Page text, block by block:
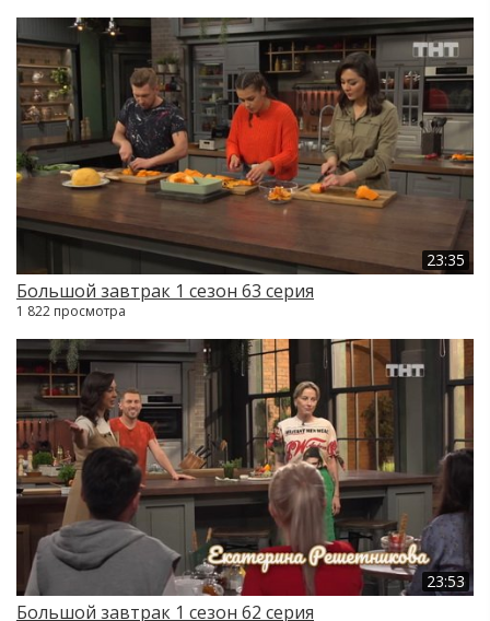
23:35
Большой завтрак 1 сезон 63 серия
1 822 просмотра
23:53
Большой завтрак 1 сезон 62 серия